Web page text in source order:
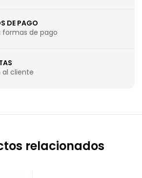
DE PAGO
formas de pago
al cliente
relacionados